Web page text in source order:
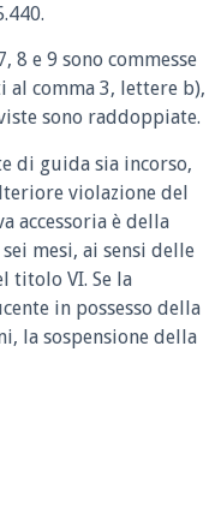
8 e 9 sono commesse
comma 3, lettere b),
sono raddoppiate.
di guida sia incorso,
violazione del
accessoria è della
mesi, ai sensi delle
titolo VI. Se la
in possesso della
la sospensione della